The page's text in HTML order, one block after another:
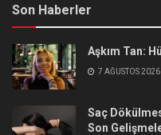
Son Haberler
Aşkım Tan:
7 AĞUSTOS 2026
Saç
Son